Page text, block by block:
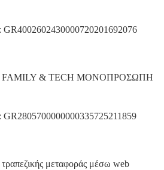
GR4002602430000720201692076
FAMILY & TECH ΜΟΝΟΠΡΟΣΩΠΗ
μεταφοράς μέσω web